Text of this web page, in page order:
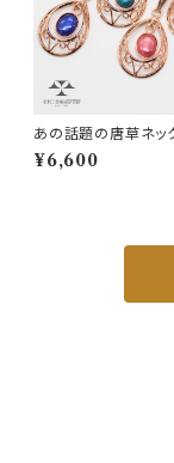
あの話題の唐草ネッ
ンクゴールド新登場！
カラーを揃えました！
¥6,600